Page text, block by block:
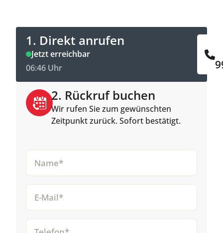
1. Direkt anrufen
Jetzt erreichbar
06:46 Uhr
2. Rückruf buchen
Wir rufen Sie zum gewünschten
Zeitpunkt zurück. Sofort bestätigt.